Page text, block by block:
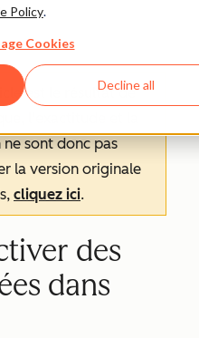
Policy.
Cookies
Decline all
est le résultat de
sont donc pas
la version originale
cliquez ici.
des
dans